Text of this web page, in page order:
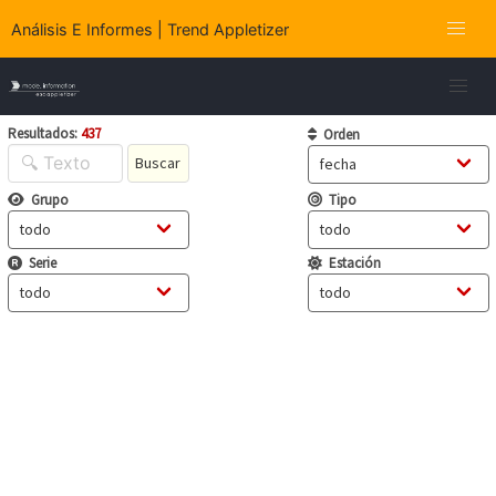
Análisis E Informes | Trend Appletizer
Resultados:437
Buscar
Orden
Grupo Tipo
Serie Estación